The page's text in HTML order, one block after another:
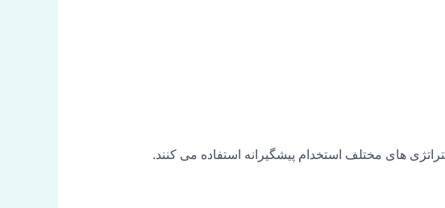
های مختلف استخدام پیشگیرانه استفاده می کنند.